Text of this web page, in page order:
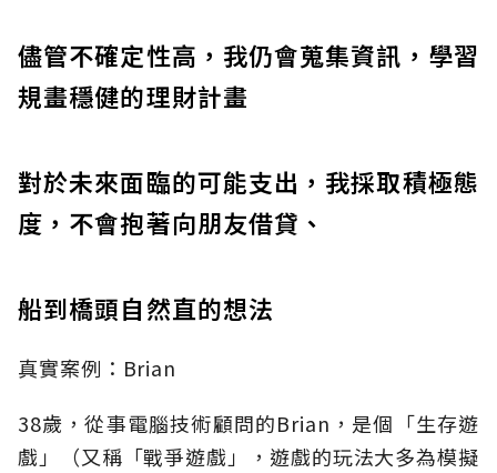
儘管不確定性高，我仍會蒐集資訊，學習
規畫穩健的理財計畫
對於未來面臨的可能支出，我採取積極態
度，不會抱著向朋友借貸、
船到橋頭自然直的想法
真實案例：Brian
38歲，從事電腦技術顧問的Brian，是個「生存遊
戲」（又稱「戰爭遊戲」，遊戲的玩法大多為模擬